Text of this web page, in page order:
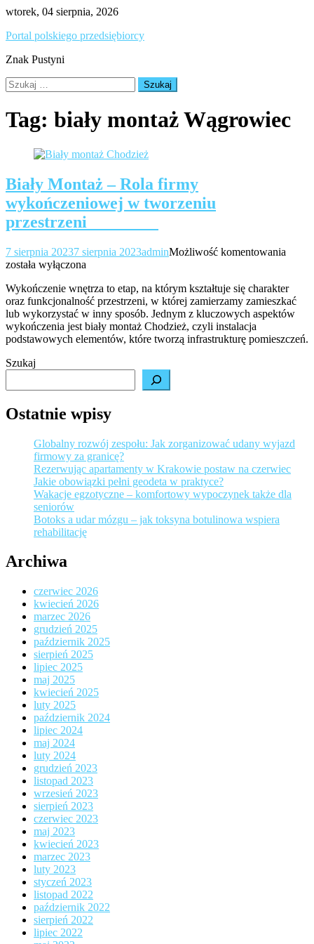
Skip
content
wtorek, 04 sierpnia, 2026
Portal polskiego przedsiębiorcy
Znak Pustyni
Szukaj:
Tag: biały montaż Wągrowiec
Biały Montaż – Rola firmy
wykończeniowej w tworzeniu
przestrzeni
7 sierpnia 20237 sierpnia 2023adminMożliwość komentowania
Rola
firmy
została wyłączona
Wykończenie wnętrza to etap, na którym kształtuje się charakter
oraz funkcjonalność przestrzeni, w której zamierzamy zamieszkać
lub wykorzystać w inny sposób. Jednym z kluczowych aspektów
wykończenia jest biały montaż Chodzież, czyli instalacja
podstawowych elementów, które tworzą infrastrukturę pomieszczeń.
Szukaj
Ostatnie wpisy
Globalny rozwój zespołu: Jak zorganizować udany wyjazd
firmowy za granicę?
Rezerwując apartamenty w Krakowie postaw na czerwiec
Jakie obowiązki pełni geodeta w praktyce?
Wakacje egzotyczne – komfortowy wypoczynek także dla
seniorów
Botoks a udar mózgu – jak toksyna botulinowa wspiera
rehabilitację
Archiwa
czerwiec 2026
kwiecień 2026
marzec 2026
grudzień 2025
październik 2025
sierpień 2025
lipiec 2025
maj 2025
kwiecień 2025
luty 2025
październik 2024
lipiec 2024
maj 2024
luty 2024
grudzień 2023
listopad 2023
wrzesień 2023
sierpień 2023
czerwiec 2023
maj 2023
kwiecień 2023
marzec 2023
luty 2023
styczeń 2023
listopad 2022
październik 2022
sierpień 2022
lipiec 2022